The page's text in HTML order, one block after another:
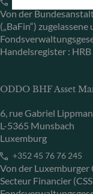
Von der
(„BaFin“)
Handelsregister :
ODDO BHF Asset
6, rue Gabriel
L-5365 Munsbach
Luxemburg
+352 45 76 76 245
Von der Luxemburger
Secteur Financier